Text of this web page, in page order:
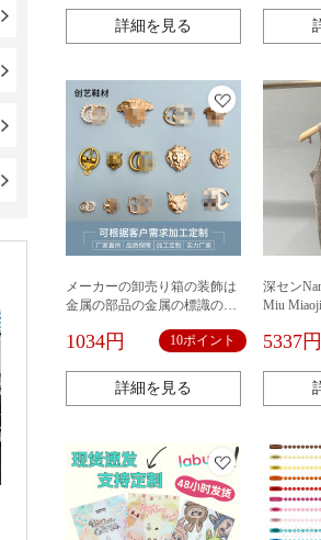
詳細を見る
メーカーの卸売り箱の装飾は
金属の部品の金属の標識の服
の装飾のムースの頭を掛けま
1034円 10ポイント
詳細を見る
深セン
Miu
セーター
5337円